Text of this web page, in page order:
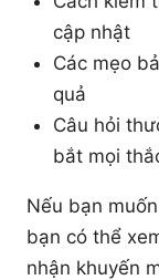
cập nhật
Các mẹo
quả
Câu hỏi
bắt mọi
Nếu bạn
bạn có thể
nhận khuyến